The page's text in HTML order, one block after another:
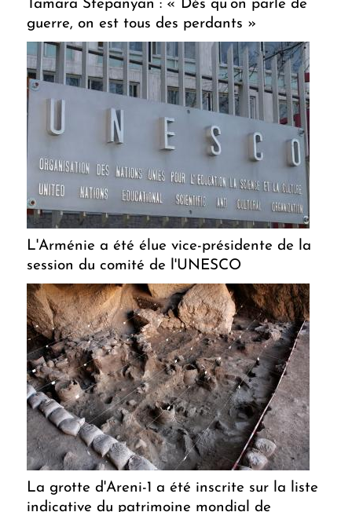
Tamara Stepanyan : « Dès qu’on parle de
guerre, on est tous des perdants »
L'Arménie a été élue vice-présidente de la
session du comité de l'UNESCO
La grotte d'Areni-1 a été inscrite sur la liste
indicative du patrimoine mondial de